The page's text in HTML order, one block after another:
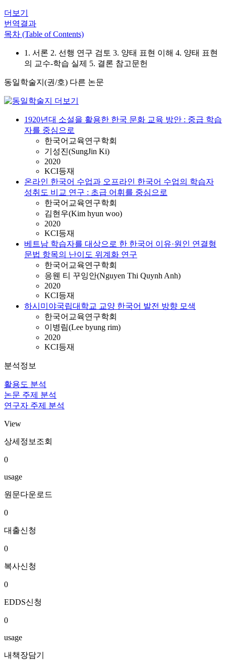
더보기
번역결과
목차 (Table of Contents)
1. 서론 2. 선행 연구 검토 3. 양태 표현 이해 4. 양태 표현
의 교수-학습 실제 5. 결론 참고문헌
동일학술지(권/호) 다른 논문
1920년대 소설을 활용한 한국 문화 교육 방안 : 중급 학습
자를 중심으로
한국어교육연구학회
기성진(SungJin Ki)
2020
KCI등재
온라인 한국어 수업과 오프라인 한국어 수업의 학습자
성취도 비교 연구 : 초급 어휘를 중심으로
한국어교육연구학회
김현우(Kim hyun woo)
2020
KCI등재
베트남 학습자를 대상으로 한 한국어 이유·원인 연결형
문법 항목의 난이도 위계화 연구
한국어교육연구학회
응웬 티 꾸잉안(Nguyen Thi Quynh Anh)
2020
KCI등재
하시미야국립대학교 교양 한국어 발전 방향 모색
한국어교육연구학회
이병림(Lee byung rim)
2020
KCI등재
분석정보
활용도 분석
논문 주제 분석
연구자 주제 분석
View
상세정보조회
0
usage
원문다운로드
0
대출신청
0
복사신청
0
EDDS신청
0
usage
내책장담기